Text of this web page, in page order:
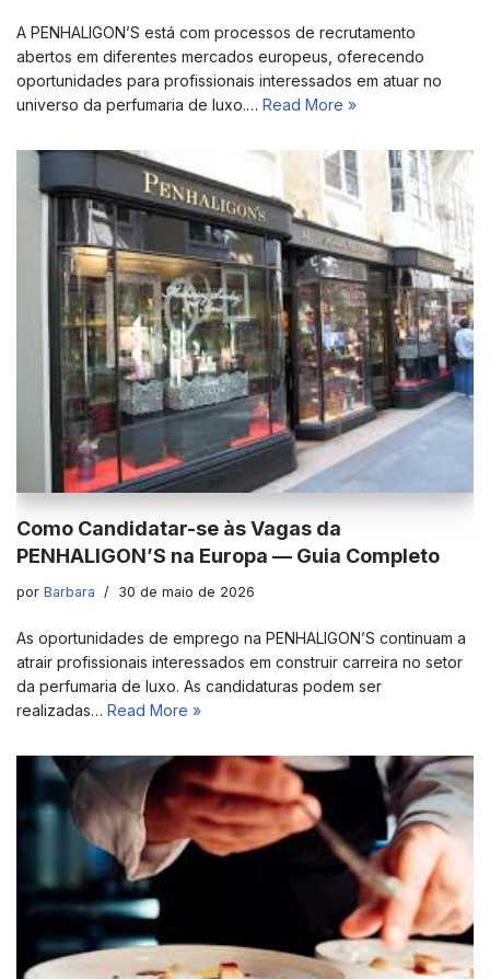
A PENHALIGON’S está com processos de recrutamento
abertos em diferentes mercados europeus, oferecendo
oportunidades para profissionais interessados em atuar no
universo da perfumaria de luxo.… Read More »
Como Candidatar-se às Vagas da
PENHALIGON’S na Europa — Guia Completo
por Barbara 30 de maio de 2026
As oportunidades de emprego na PENHALIGON’S continuam a
atrair profissionais interessados em construir carreira no setor
da perfumaria de luxo. As candidaturas podem ser
realizadas… Read More »